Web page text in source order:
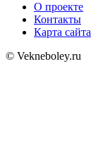
О проекте
Контакты
Карта сайта
© Vekneboley.ru